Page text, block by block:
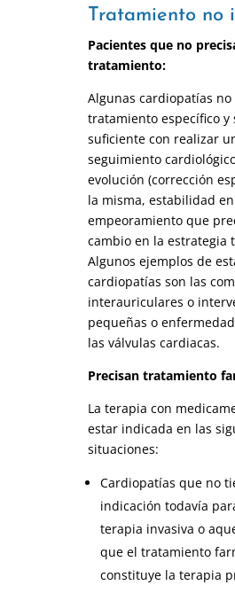
Tratamiento no
Pacientes que no
tratamiento:
Algunas cardiopatías no
tratamiento específico y
suficiente con realizar
seguimiento
evolución (corrección
la misma, estabilidad
empeoramiento que
cambio en la estrategia
Algunos ejemplos de
cardiopatías son las
interauriculares o
pequeñas o
las válvulas cardiacas.
Precisan tratamiento
La terapia con
estar indicada en las
situaciones:
Cardiopatías que no
indicación todavía
terapia invasiva o
que el tratamiento
constituye la terapia